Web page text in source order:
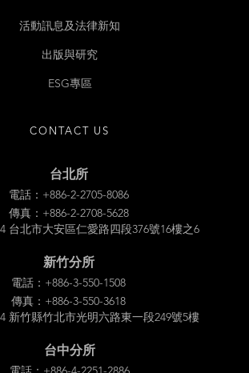
活動訊息及法律新知
出版與研究
ESG專區
CONTACT US
台北所
電話：+886-2-2705-8086
傳真：+886-2-2708-5628
台北市大安區仁愛路四段376號16樓之6
新竹分所
電話：+886-3-550-1508
傳真：+886-3-550-3618
新竹縣竹北市光明六路東一段249號5樓
台中分所